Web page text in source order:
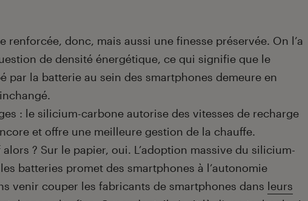
renforcée, donc, mais aussi une finesse préservée. On l’a
de densité énergétique, ce qui signifie que le
par la batterie au sein des smartphones demeure en
: le silicium-carbone autorise des vitesses de recharge
et offre une meilleure gestion de la chauffe.
? Sur le papier, oui. L’adoption massive du silicium-
batteries promet des smartphones à l’autonomie
venir couper les fabricants de smartphones dans leurs